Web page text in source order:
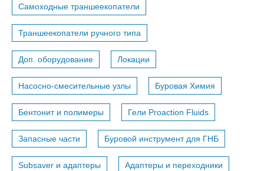
Самоходные траншеекопатели
Траншеекопатели ручного типа
Доп. оборудование Локации
Насосно-смесительные узлы Буровая Химия
Бентонит и полимеры Гели Proaction Fluids
Запасные части Буровой инструмент для ГНБ
Subsaver и адаптеры Адаптеры и переходники